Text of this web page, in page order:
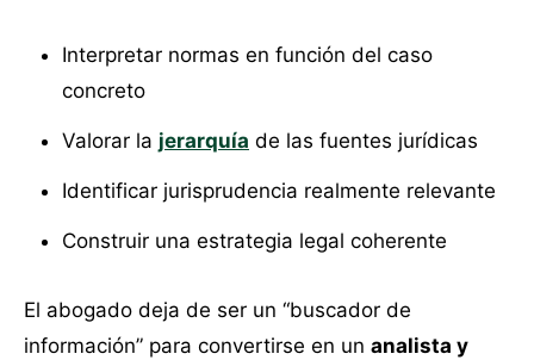
Interpretar normas en función del caso
concreto
Valorar la jerarquía de las fuentes jurídicas
Identificar jurisprudencia realmente relevante
Construir una estrategia legal coherente
El abogado deja de ser un “buscador de
información” para convertirse en un analista y